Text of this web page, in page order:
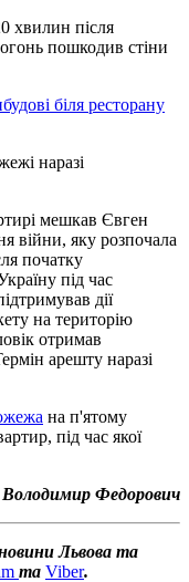
хвилин після
пошкодив стіни
біля ресторану
наразі
мешкав Євген
війни, яку розпочала
початку
під час
дії
на територію
отримав
арешту наразі
на п'ятому
під час якої
Володимир Федорович
Львова та
та Viber.